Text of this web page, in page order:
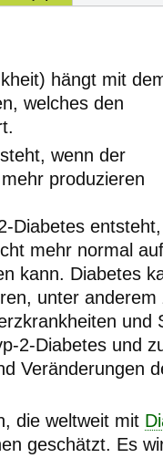
hängt mit
welches den
wenn der
mehr produzieren
Diabetes entsteht,
mehr normal auf
kann. Diabetes
unter anderem
und
2-Diabetes und
Veränderungen
die weltweit mit
geschätzt. Es